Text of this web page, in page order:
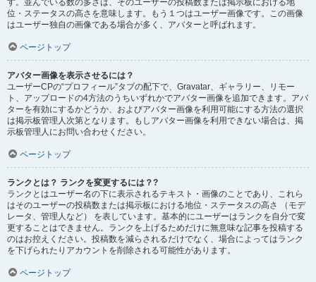
す。並んでいる数の多さは、そのユーザーの投稿数または掲示板における地
位・ステータスの高さを意味します。もう１つはユーザー画像です。この画像
はユーザー独自の画像である場合が多く、アバターと呼ばれます。
ページトップ
アバター画像を表示させるには？
ユーザーCPの“プロフィール”タブの配下で、Gravatar、ギャラリー、リモー
ト、アップロードの4方法のうちいずれかでアバター画像を追加できます。アバ
ターを有効にするかどうか、およびアバター画像を利用可能にする方法の選択
は掲示板管理人次第となります。もしアバター画像を利用できない場合は、掲
示板管理人にお問い合わせください。
ページトップ
ランクとは？ ランクを変更するには？?
ランクとはユーザー名の下に表示されるテキスト・画像のことであり、これら
はそのユーザーの投稿数または掲示板における地位・ステータスの高さ （モデ
レータ、管理人など） を表しています。基本的にユーザーはランクを自分で変
更することはできません。ランクを上げるためだけに無意味な記事を投稿する
のはお控えください。投稿数を減らされるだけでなく、場合によってはランク
を下げられたりアカウントを削除される可能性があります。
ページトップ